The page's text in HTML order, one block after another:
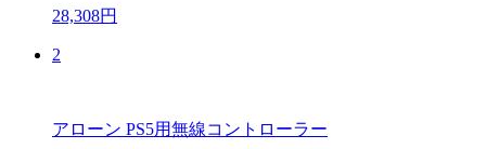
28,308円
2
アローン PS5用無線コントローラー